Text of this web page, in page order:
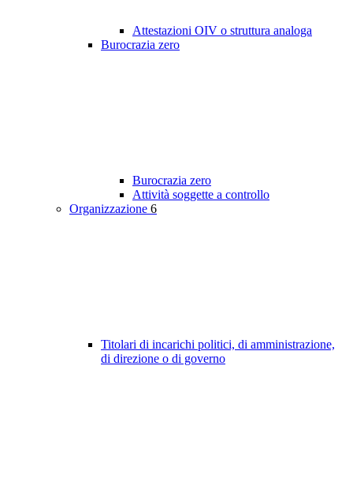
Attestazioni OIV o struttura analoga
Burocrazia zero
Burocrazia zero
Attività soggette a controllo
Organizzazione 6
Titolari di incarichi politici, di amministrazione,
di direzione o di governo